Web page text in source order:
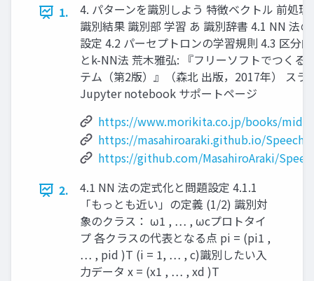
1.
4. パターンを識別しよう 特徴ベクトル 前処
識別結果 識別部 学習 あ 識別辞書 4.1 NN 法
設定 4.2 パーセプトロンの学習規則 4.3 区分
とk-NN法 荒木雅弘: 『フリーソフトでつくる
テム（第2版）』（森北 出版，2017年） スラ
Jupyter notebook サポートページ
https://www.morikita.co.jp/books/mid/
https://masahiroaraki.github.io/
https://github.com/MasahiroAraki/
2.
4.1 NN 法の定式化と問題設定 4.1.1
「もっとも近い」の定義 (1/2) 識別対
象のクラス： ω1 , … , ωc ​ ​ プロトタイ
プ 各クラスの代表となる点 pi = (pi1 ,
… , pid )T (i = 1, … , c) ​ ​ ​ 識別したい入
力データ x = (x1 , … , xd )T ​ ​